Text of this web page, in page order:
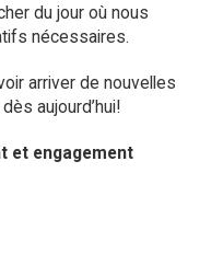
du jour où nous
nécessaires.
arriver de nouvelles
aujourd’hui!
et engagement